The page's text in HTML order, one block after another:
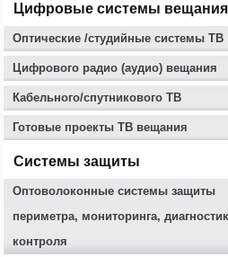
Цифровые системы вещания
Оптические /студийные системы ТВ
Цифрового радио (аудио) вещания
Кабельного/спутникового ТВ
Готовые проекты ТВ вещания
Системы защиты
Оптоволоконные системы защиты
периметра, мониторинга,
контроля